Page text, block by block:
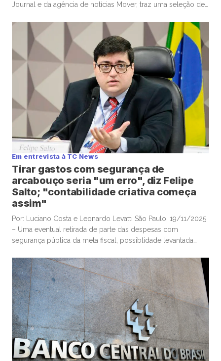
Journal e da agência de notícias Mover, traz uma seleção de
algum tempo no sábado e domingo para leituras mais
aprofundadas de boas histórias e materiais informativos.
Empresas que acumulam bitcoin […]
Em entrevista à TC News
Tirar gastos com segurança de
arcabouço seria "um erro", diz Felipe
Salto; "contabilidade criativa começa
assim"
Por: Luciano Costa e Leonardo Levatti São Paulo, 19/11/2025
– Uma eventual retirada de parte das despesas com
segurança pública da meta fiscal, possiblidade levantada
semana, seria “um erro”, e “desastrosa”, alertou o
economista-chefe e sócio da Warren Investimentos, Felipe
Salto, em participação na TC News. Lewandowski ventilou […]